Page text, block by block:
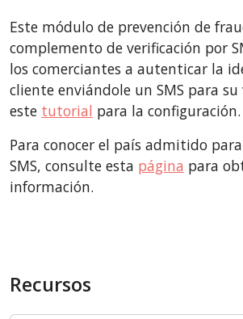
Este módulo de prevención de
complemento de verificación por
los comerciantes a autenticar la
cliente enviándole un SMS para su
este tutorial para la configuración.
Para conocer el país admitido
SMS, consulte esta página para
información.
Recursos